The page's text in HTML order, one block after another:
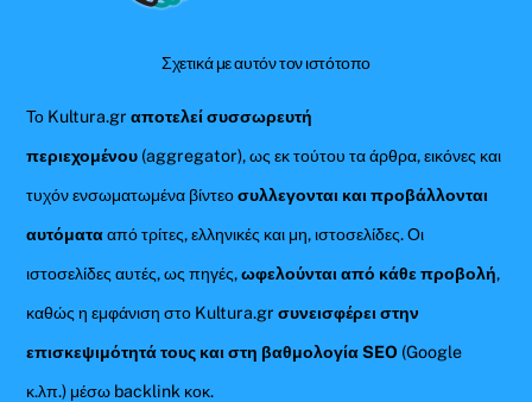
Σχετικά με αυτόν τον ιστότοπο
Το Kultura.grαποτελεί συσσωρευτή
περιεχομένου (aggregator), ως εκ τούτου τα άρθρα, εικόνες και
τυχόν ενσωματωμένα βίντεοσυλλεγονται και προβάλλονται
αυτόματααπό τρίτες, ελληνικές και μη, ιστοσελίδες. Οι
ιστοσελίδες αυτές, ως πηγές,ωφελούνται από κάθε προβολή,
καθώς η εμφάνιση στο Kultura.gr συνεισφέρει στην
επισκεψιμότητά τους και στη βαθμολογία SEO (Google
κ.λπ.) μέσω backlink κοκ.